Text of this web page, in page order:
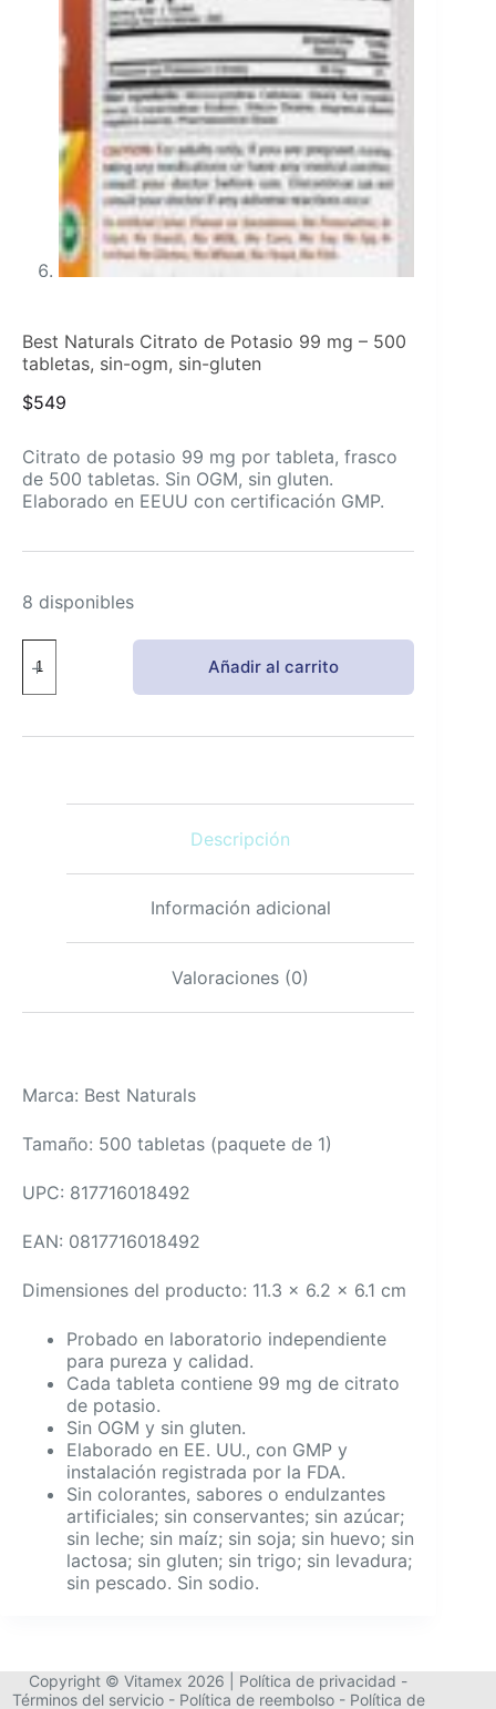
Best Naturals Citrato de Potasio 99 mg – 500
tabletas, sin-ogm, sin-gluten
$549
Citrato de potasio 99 mg por tableta, frasco
de 500 tabletas. Sin OGM, sin gluten.
Elaborado en EEUU con certificación GMP.
8 disponibles
Naturals
Citrato
Potasio
cantidad
Añadir al carrito
Descripción
Información adicional
Valoraciones (0)
Marca: Best Naturals
Tamaño: 500 tabletas (paquete de 1)
UPC: 817716018492
EAN: 0817716018492
Dimensiones del producto: 11.3 x 6.2 x 6.1 cm
Probado en laboratorio independiente
para pureza y calidad.
Cada tableta contiene 99 mg de citrato
de potasio.
Sin OGM y sin gluten.
Elaborado en EE. UU., con GMP y
instalación registrada por la FDA.
Sin colorantes, sabores o endulzantes
artificiales; sin conservantes; sin azúcar;
sin leche; sin maíz; sin soja; sin huevo; sin
lactosa; sin gluten; sin trigo; sin levadura;
sin pescado. Sin sodio.
Copyright © Vitamex 2026 | Política de privacidad -
Términos del servicio- Política de reembolso- Política de